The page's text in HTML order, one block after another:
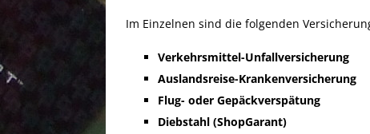
Im Einzelnen sind die folgenden
Verkehrsmittel-Unfallversicherung
Auslandsreise-Krankenversicherung
Flug- oder Gepäckverspätung
Diebstahl (ShopGarant)